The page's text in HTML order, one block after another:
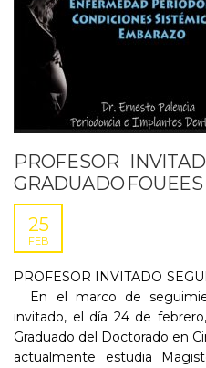
PROFESOR
GRADUADO FOUEES
25
FEB
PROFESOR INVITADO
En el marco de
invitado, el día 24 de
Graduado del Doctorado en
actualmente estudia